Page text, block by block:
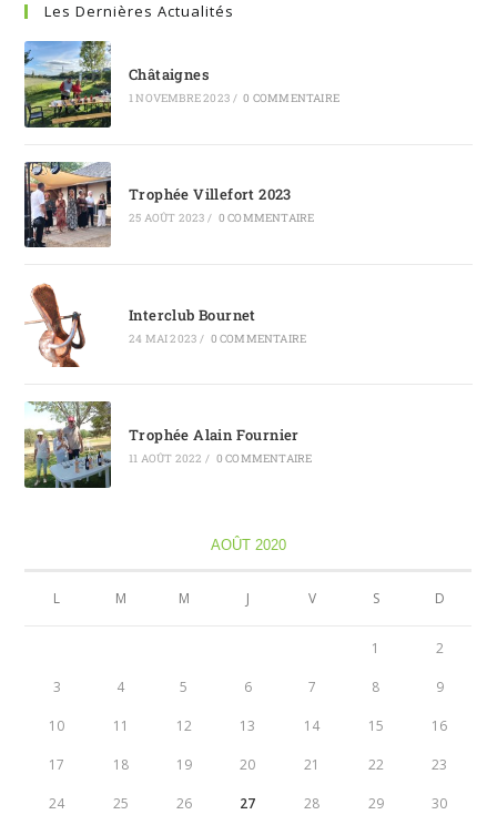
Les Dernières Actualités
Châtaignes
1 NOVEMBRE 2023 / 0 COMMENTAIRE
Trophée Villefort 2023
25 AOÛT 2023 / 0 COMMENTAIRE
Interclub Bournet
24 MAI 2023 / 0 COMMENTAIRE
Trophée Alain Fournier
11 AOÛT 2022 / 0 COMMENTAIRE
AOÛT 2020
L M M J V S D
1 2
3 4 5 6 7 8 9
10 11 12 13 14 15 16
17 18 19 20 21 22 23
24 25 26 27 28 29 30